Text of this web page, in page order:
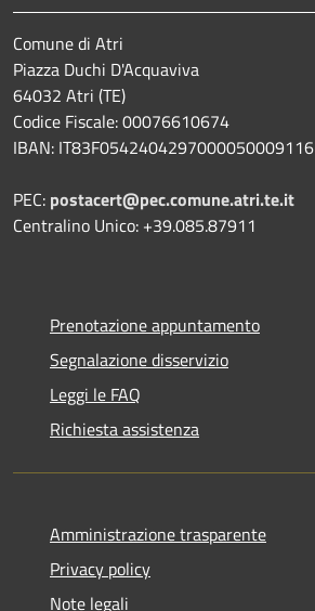
Comune di Atri
Piazza Duchi D'Acquaviva
64032 Atri (TE)
Codice Fiscale: 00076610674
IBAN: IT83F0542404297000050009116
PEC: postacert@pec.comune.atri.te.it
Centralino Unico: +39.085.87911
Prenotazione appuntamento
Segnalazione disservizio
Leggi le FAQ
Richiesta assistenza
Amministrazione trasparente
Privacy policy
Note legali